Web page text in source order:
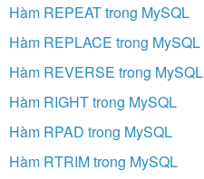
Hàm REPEAT trong MySQL
Hàm REPLACE trong MySQL
Hàm REVERSE trong MySQL
Hàm RIGHT trong MySQL
Hàm RPAD trong MySQL
Hàm RTRIM trong MySQL